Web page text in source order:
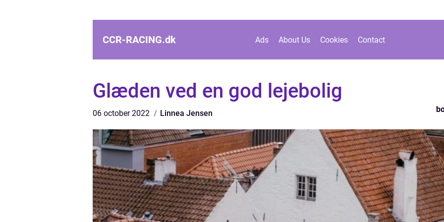
CCR-RACING.dk Ads About Us Cookies Contact
Glæden ved en god lejebolig
06 october 2022 Linnea Jensen